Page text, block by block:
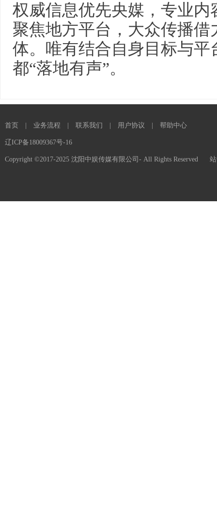
权威信息优先央媒，专业
聚焦地方平台，大众传播
体。唯有结合自身目标与
都“落地有声”。
首页 业务流程 联系我们 用户协议 帮助中心
辽ICP备18009367号-16
Copyright ©2017-2025 沈阳中娱传媒有限公司- All Rights Reserved